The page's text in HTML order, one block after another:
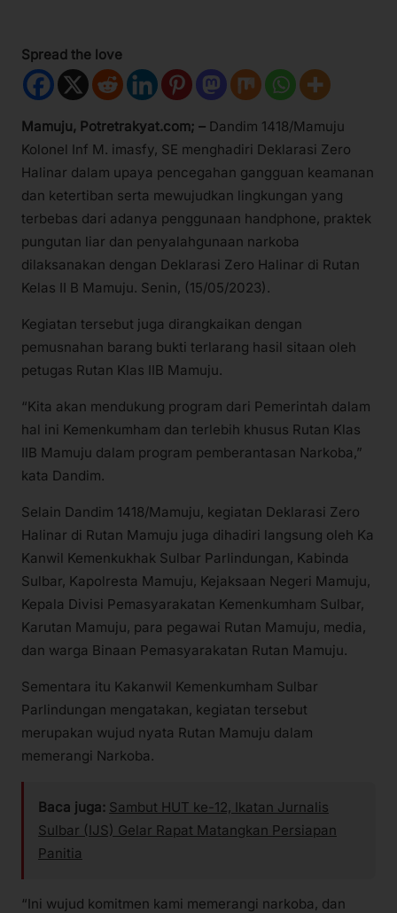
Spread the love
Mamuju, Potretrakyat.com; – Dandim 1418/Mamuju
Kolonel Inf M. imasfy, SE menghadiri Deklarasi Zero
Halinar dalam upaya pencegahan gangguan keamanan
dan ketertiban serta mewujudkan lingkungan yang
terbebas dari adanya penggunaan handphone, praktek
pungutan liar dan penyalahgunaan narkoba
dilaksanakan dengan Deklarasi Zero Halinar di Rutan
Kelas II B Mamuju. Senin, (15/05/2023).
Kegiatan tersebut juga dirangkaikan dengan
pemusnahan barang bukti terlarang hasil sitaan oleh
petugas Rutan Klas IIB Mamuju.
“Kita akan mendukung program dari Pemerintah dalam
hal ini Kemenkumham dan terlebih khusus Rutan Klas
IIB Mamuju dalam program pemberantasan Narkoba,”
kata Dandim.
Selain Dandim 1418/Mamuju, kegiatan Deklarasi Zero
Halinar di Rutan Mamuju juga dihadiri langsung oleh Ka
Kanwil Kemenkukhak Sulbar Parlindungan, Kabinda
Sulbar, Kapolresta Mamuju, Kejaksaan Negeri Mamuju,
Kepala Divisi Pemasyarakatan Kemenkumham Sulbar,
Karutan Mamuju, para pegawai Rutan Mamuju, media,
dan warga Binaan Pemasyarakatan Rutan Mamuju.
Sementara itu Kakanwil Kemenkumham Sulbar
Parlindungan mengatakan, kegiatan tersebut
merupakan wujud nyata Rutan Mamuju dalam
memerangi Narkoba.
Baca juga: Sambut HUT ke-12, Ikatan Jurnalis
Sulbar (IJS) Gelar Rapat Matangkan Persiapan
Panitia
“Ini wujud komitmen kami memerangi narkoba, dan